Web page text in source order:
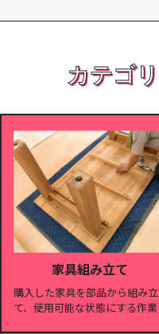
カテゴリ
家具組み立て
購入した家具を部品から組み立
て、使用可能な状態にする作業